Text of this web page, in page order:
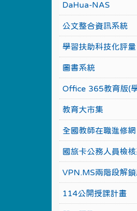
DaHua-NAS
公文整合資訊系統
學習扶助科技化評量
圖書系統
Office 365教育版(
教育大市集
全國教師在職進修網
國旅卡公務人員檢
VPN.MS兩階段解
114公開授課計畫